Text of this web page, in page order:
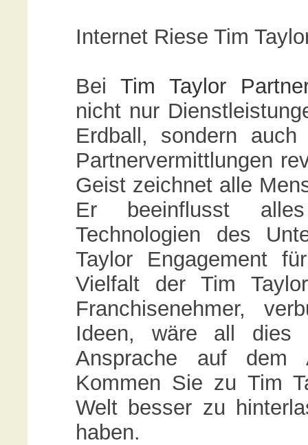
Internet Riese Tim
Bei Tim Taylor
nicht nur
Erdball, sondern
Partnervermittlungen
Geist zeichnet alle
Er beeinflusst
Technologien des
Taylor Engagement
Vielfalt der Tim
Franchisenehmer,
Ideen, wäre all dies
Ansprache auf dem
Kommen Sie zu Tim
Welt besser zu
haben.